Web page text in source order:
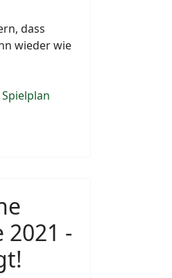
dass
wieder wie
Spielplan
2021 -